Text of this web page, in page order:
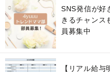
SNS発信が好
きるチャンス
員募集中
【リアル給